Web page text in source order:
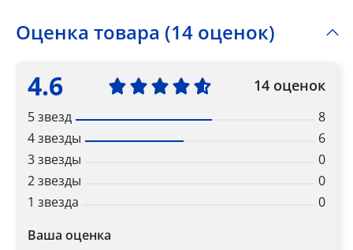
Оценка товара (14 оценок)
4.6 14 оценок
5 звезд
8
4 звезды
6
3 звезды
0
2 звезды
0
1 звезда
0
Ваша оценка